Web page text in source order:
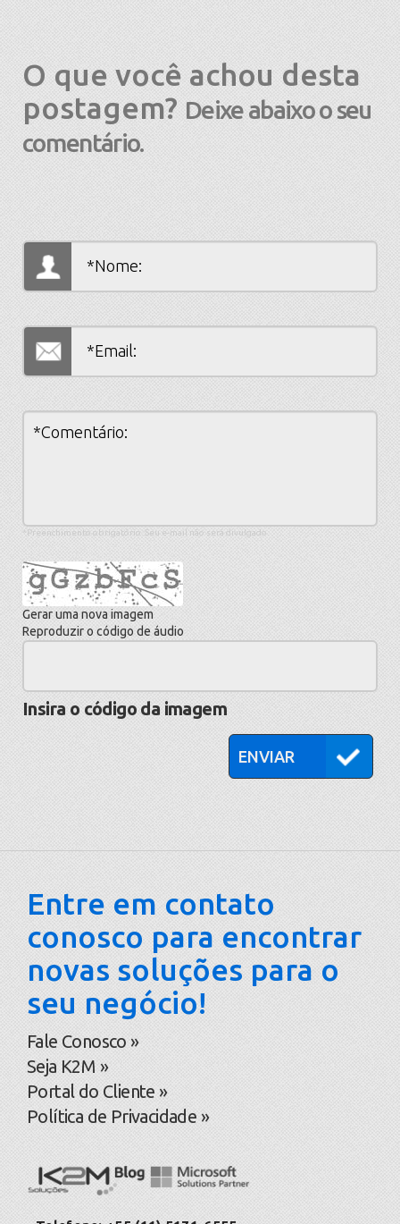
O que você achou desta
postagem? Deixe abaixo o seu
comentário.
*Preenchimento obrigatório. Seu e-mail não será divulgado.
Gerar uma nova imagem
Reproduzir o código de áudio
imagem
Insira o código da imagem
Entre em contato
conosco para encontrar
novas soluções para o
seu negócio!
Fale Conosco »
Seja K2M »
Portal do Cliente »
Política de Privacidade »